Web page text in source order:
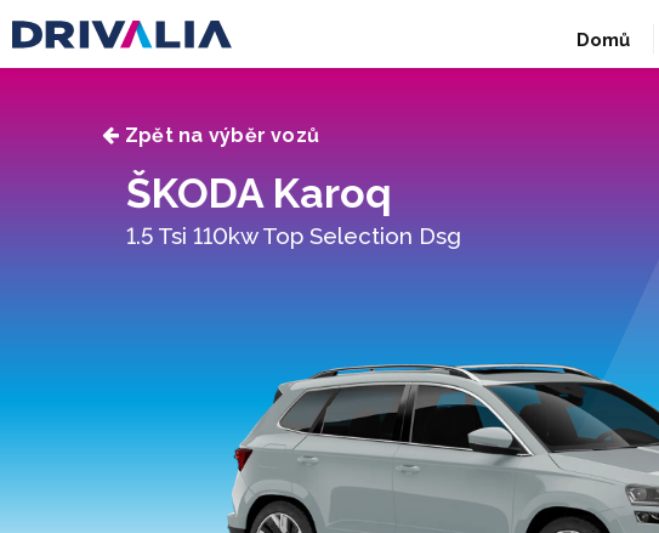
Domů
Zpět na výběr vozů
ŠKODA Karoq
1.5 Tsi 110kw Top Selection Dsg